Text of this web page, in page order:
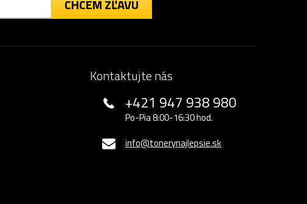
CHCEM ZĽAVU
Kontaktujte nás
+421 947 938 980
Po-Pia 8:00-16:30 hod.
info@tonerynajlepsie.sk